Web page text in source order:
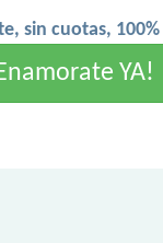
sin cuotas,
YA!